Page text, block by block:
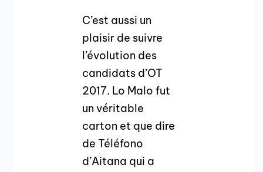
C’est aussi un
plaisir de suivre
l’évolution des
candidats d’OT
2017. Lo Malo fut
un véritable
carton et que dire
de Téléfono
d’Aitana qui a